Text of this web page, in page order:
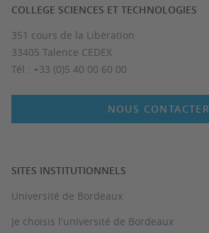
COLLEGE SCIENCES ET TECHNOLOGIES
351 cours de la Libération
33405 Talence CEDEX
Tél : +33 (0)5 40 00 60 00
NOUS CONTACTER
SITES INSTITUTIONNELS
Université de Bordeaux
Je choisis l'université de Bordeaux